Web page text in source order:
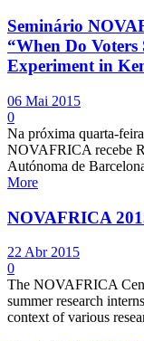
Seminário
“When Do Voters
Experiment in
06 Mai 2015
0
Na próxima quarta-
NOVAFRICA recebe
Autónoma de
More
NOVAFRICA
22 Abr 2015
0
The NOVAFRICA
summer research
context of various